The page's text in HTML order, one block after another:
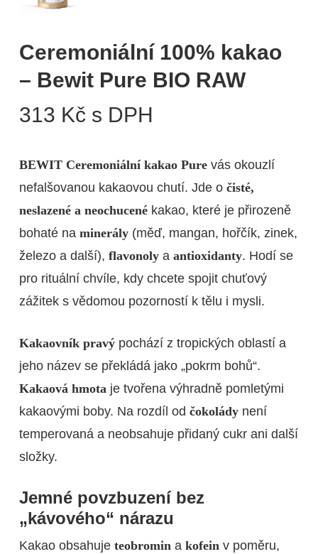
Ceremoniální 100% kakao
– Bewit Pure BIO RAW
313 Kč s DPH
BEWIT Ceremoniální kakao Purevás okouzlí
nefalšovanou kakaovou chutí. Jde o čisté,
neslazené a neochucenékakao, které je přirozeně
bohaté na minerály(měď, mangan, hořčík, zinek,
železo a další), flavonolya antioxidanty. Hodí se
pro rituální chvíle, kdy chcete spojit chuťový
zážitek s vědomou pozorností k tělu i mysli.
Kakaovník pravýpochází z tropických oblastí a
jeho název se překládá jako „pokrm bohů“.
Kakaová hmotaje tvořena výhradně pomletými
kakaovými boby. Na rozdíl od čokoládynení
temperovaná a neobsahuje přidaný cukr ani další
složky.
Jemné povzbuzení bez
„kávového“ nárazu
Kakao obsahuje teobromina kofeinv poměru,